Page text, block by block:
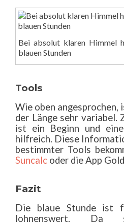
Bei absolut klaren Himmel
blauen Stunden
Tools
Wie oben angesprochen,
der Länge sehr variabel.
ist ein Beginn und
hilfreich. Diese
bestimmter Tools
Suncalc oder die App
Fazit
Die blaue Stunde ist
lohnenswert.